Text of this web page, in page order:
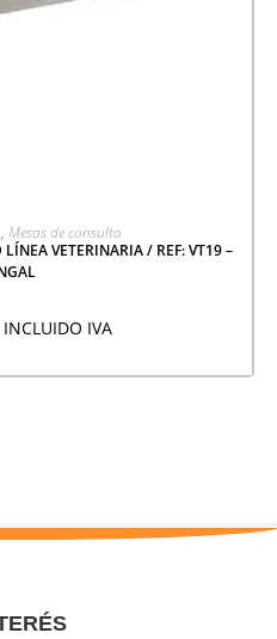
COTIZACIÓN
, Mesas de consulta
VETERINARIA / REF: VT19 –
INCLUIDO IVA